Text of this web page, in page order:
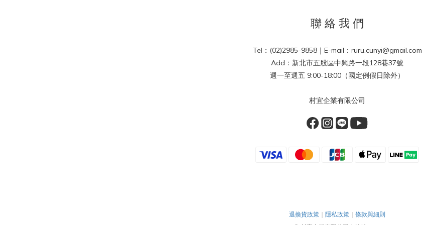
聯 絡 我 們
Tel：(02)2985-9858｜E-mail：ruru.cunyi@gmail.com
Add：新北市五股區中興路一段128巷37號
週一至週五 9:00-18:00（國定例假日除外）
村宜企業有限公司
退換貨政策 ｜ 隱私政策 ｜ 條款與細則